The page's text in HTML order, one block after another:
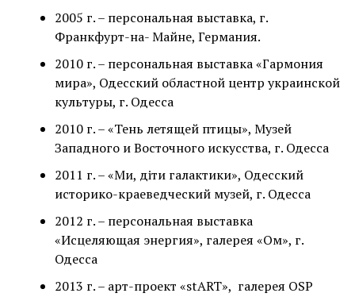
2005 г. – персональная выставка, г.
Франкфурт-на- Майне, Германия.
2010 г. – персональная выставка «Гармония
мира», Одесский областной центр украинской
культуры, г. Одесса
2010 г. – «Тень летящей птицы», Музей
Западного и Восточного искусства, г. Одесса
2011 г. – «Ми, діти галактики», Одесский
историко-краеведческий музей, г. Одесса
2012 г. – персональная выставка
«Исцеляющая энергия», галерея «Ом», г.
Одесса
2013 г. – арт-проект «stART», галерея OSP